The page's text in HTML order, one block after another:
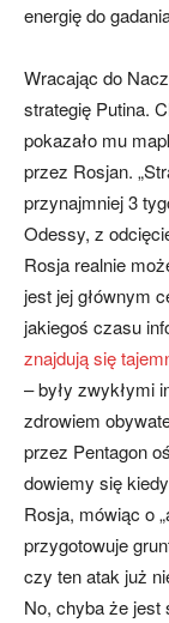
energię do
Wracając do
strategię Putina.
pokazało mu
przez Rosjan.
przynajmniej 3
Odessy, z
Rosja realnie
jest jej głównym
jakiegoś czasu
znajdują się
– były zwykłymi
zdrowiem
przez Pentagon
dowiemy się
Rosja, mówiąc o
przygotowuje
czy ten atak już
No, chyba że jest